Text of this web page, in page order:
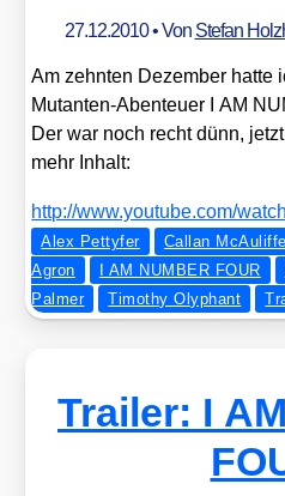
27.12.2010• Von Stefan
Am zehn­ten Dezem­ber hat­te
Mutan­ten-Aben­teu­er I AM
Der war noch recht dünn,
mehr Inhalt:
http://​www​.you​tube​.com/​
Alex Pettyfer Callan McAuliffe
Agron
I AM NUMBER FOUR
Palmer
Timothy Olyphant
Trailer: I